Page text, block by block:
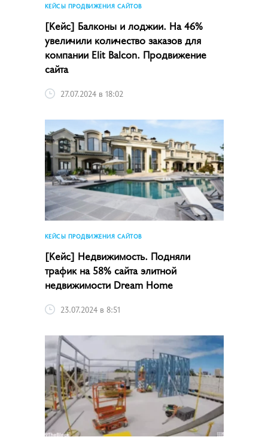
КЕЙСЫ ПРОДВИЖЕНИЯ САЙТОВ
[Кейс] Балконы и лоджии. На 46%
увеличили количество заказов для
компании Elit Balcon. Продвижение
сайта
27.07.2024 в 18:02
КЕЙСЫ ПРОДВИЖЕНИЯ САЙТОВ
[Кейс] Недвижимость. Подняли
трафик на 58% сайта элитной
недвижимости Dream Home
23.07.2024 в 8:51